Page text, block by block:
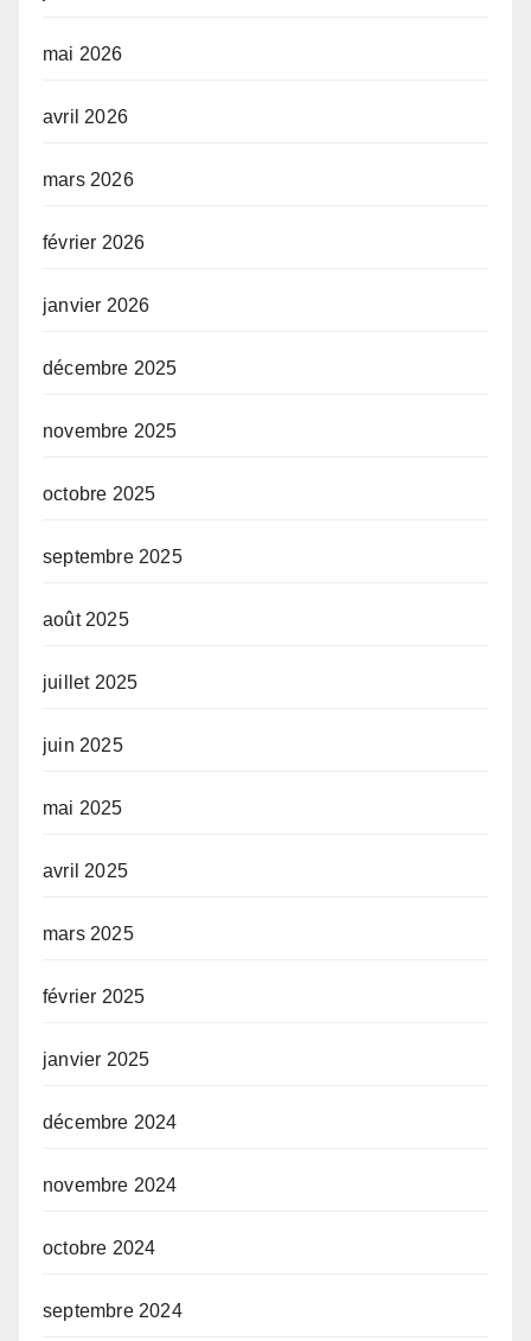
mai 2026
avril 2026
mars 2026
février 2026
janvier 2026
décembre 2025
novembre 2025
octobre 2025
septembre 2025
août 2025
juillet 2025
juin 2025
mai 2025
avril 2025
mars 2025
février 2025
janvier 2025
décembre 2024
novembre 2024
octobre 2024
septembre 2024